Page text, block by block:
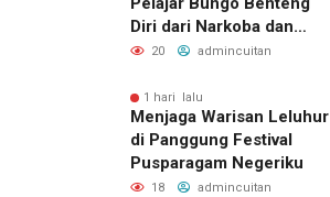
Diri dari Narkoba dan
Judol
20 admincuitan
1 hari lalu
Menjaga Warisan Leluhur
di Panggung Festival
Pusparagam Negeriku
18 admincuitan